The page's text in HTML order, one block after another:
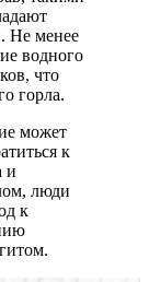
Не менее
водного
что
горла.
может
к
и
люди
к